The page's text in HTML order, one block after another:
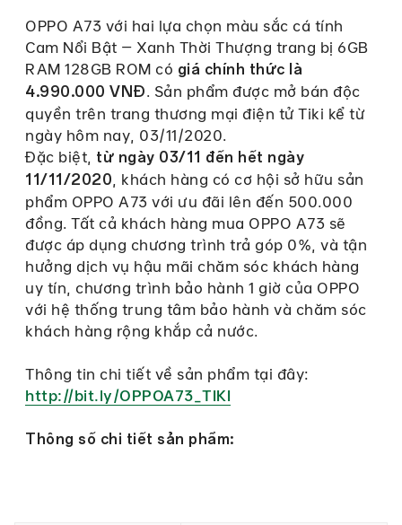
OPPO A73 với hai lựa chọn màu sắc cá tính
Cam Nổi Bật – Xanh Thời Thượng trang bị 6GB
RAM 128GB ROM có giá chính thức là
4.990.000 VNĐ. Sản phẩm được mở bán độc
quyền trên trang thương mại điện tử Tiki kể từ
ngày hôm nay, 03/11/2020.
Đặc biệt, từ ngày 03/11 đến hết ngày
11/11/2020 , khách hàng có cơ hội sở hữu sản
phẩm OPPO A73 với ưu đãi lên đến 500.000
đồng. Tất cả khách hàng mua OPPO A73 sẽ
được áp dụng chương trình trả góp 0%, và tận
hưởng dịch vụ hậu mãi chăm sóc khách hàng
uy tín, chương trình bảo hành 1 giờ của OPPO
với hệ thống trung tâm bảo hành và chăm sóc
khách hàng rộng khắp cả nước.
Thông tin chi tiết về sản phẩm tại đây:
http://bit.ly/OPPOA73_TIKI
Thông số chi tiết sản phẩm: